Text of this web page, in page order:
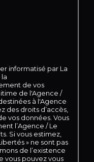
informatisé par La
de vos
de l'Agence /
à l'Agence
des droits d’accès,
vos données. Vous
l’Agence / Le
Si vous estimez,
» ne sont pas
de l’existence
vous pouvez vous